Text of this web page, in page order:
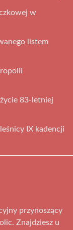
w
listem
83-letniej
IX kadencji
przynoszący
Znajdziesz u